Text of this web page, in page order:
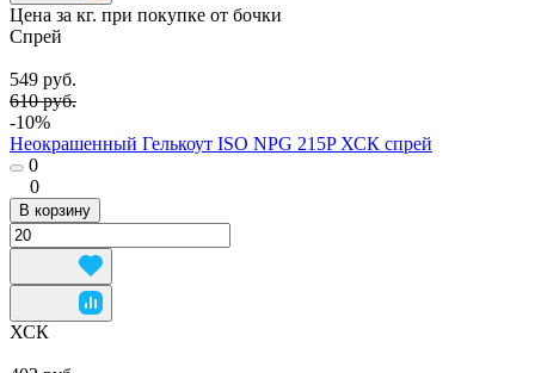
Цена за кг. при покупке от бочки
Спрей
549 руб.
610 руб.
-10%
Неокрашенный Гелькоут ISO NPG 215P ХСК спрей
0
0
В корзину
ХСК